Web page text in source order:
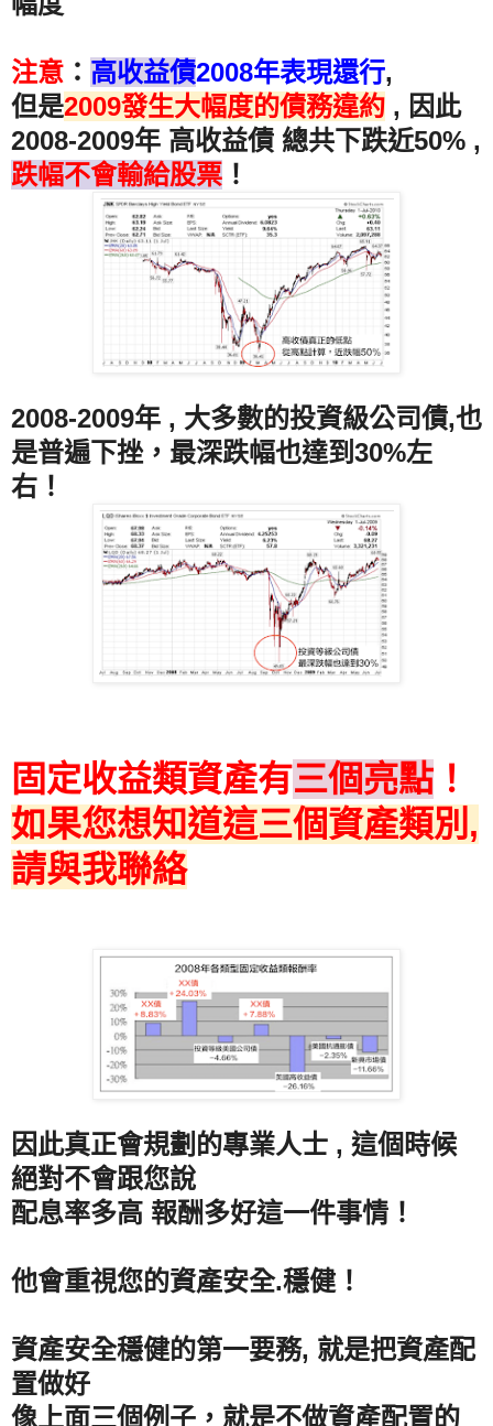
注意 ： 高收益債2008年表現還行,
但是2009發生大幅度的債務違約 , 因此
2008-2009年 高收益債 總共下跌近50% ,
跌幅不會輸給股票 ！
2008-2009年 , 大多數的投資級公司債,也
是普遍下挫，最深跌幅也達到30%左
右！
固定收益類資產有三個亮點 ！
如果您想知道這三個資產類別,
請與我聯絡
因此真正會規劃的專業人士 , 這個時候
絕對不會跟您說
配息率多高 報酬多好這一件事情！
他會重視您的資產安全.穩健！
資產安全穩健的第一要務, 就是把資產配
置做好
像上面三個例子，就是不做資產配置的